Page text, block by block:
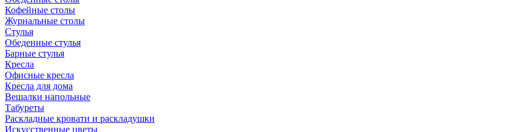
Кофейные столы
Журнальные столы
Стулья
Обеденные стулья
Барные стулья
Кресла
Офисные кресла
Кресла для дома
Вешалки напольные
Табуреты
Раскладные кровати и раскладушки
Искусственные цветы